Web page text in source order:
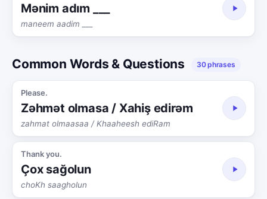
Mənim adım ___
maneem aadim ___
Common Words & Questions 30 phrases
Please.
Zəhmət olmasa / Xahiş edirəm
zahmat olmaasaa / Khaaheesh ediRam
Thank you.
Çox sağolun
choKh saagholun